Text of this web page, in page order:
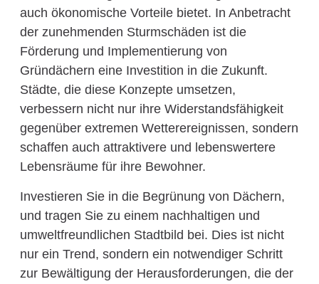
auch ökonomische Vorteile bietet. In Anbetracht
der zunehmenden Sturmschäden ist die
Förderung und Implementierung von
Gründächern eine Investition in die Zukunft.
Städte, die diese Konzepte umsetzen,
verbessern nicht nur ihre Widerstandsfähigkeit
gegenüber extremen Wetterereignissen, sondern
schaffen auch attraktivere und lebenswertere
Lebensräume für ihre Bewohner.
Investieren Sie in die Begrünung von Dächern,
und tragen Sie zu einem nachhaltigen und
umweltfreundlichen Stadtbild bei. Dies ist nicht
nur ein Trend, sondern ein notwendiger Schritt
zur Bewältigung der Herausforderungen, die der